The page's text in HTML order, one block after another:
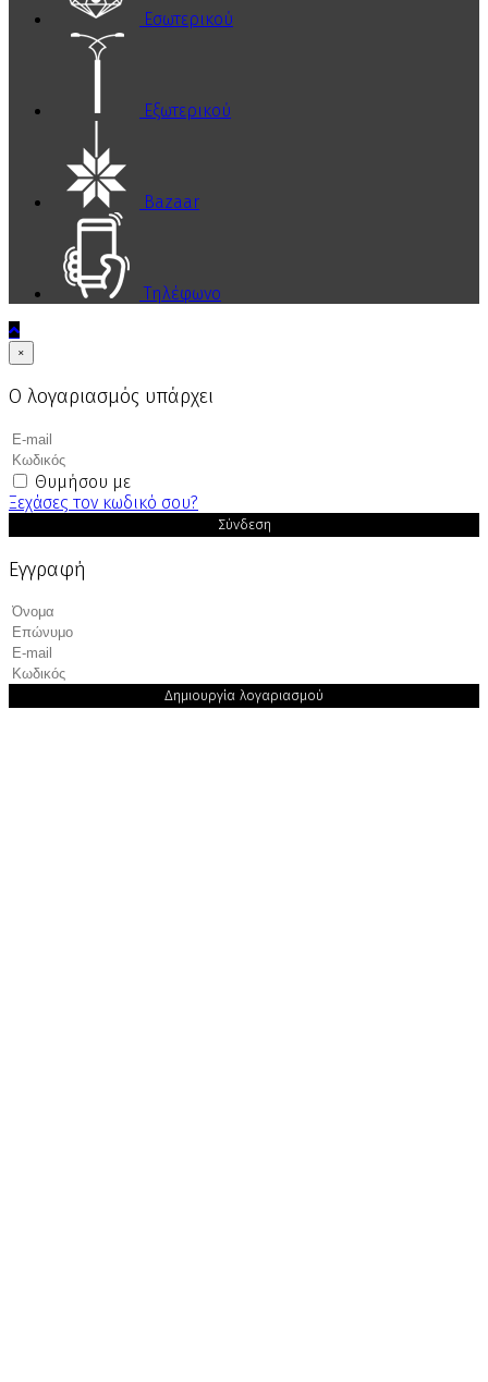
Εσωτερικού
Εξωτερικού
Bazaar
Τηλέφωνο
×
Ο λογαριασμός υπάρχει
Θυμήσου με
Ξεχάσες τον κωδικό σου?
Σύνδεση
Εγγραφή
Δημιουργία λογαριασμού